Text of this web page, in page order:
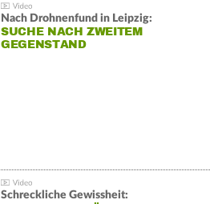
Nach Drohnenfund in Leipzig:
SUCHE NACH ZWEITEM
GEGENSTAND
Schreckliche Gewissheit: